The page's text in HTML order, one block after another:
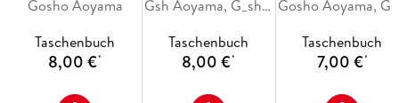
Gosho Aoyama
Taschenbuch
8,00 €*
Gsh Aoyama, G_sh_ Aoyama
Taschenbuch
8,00 €*
Taschenbuch
7,00 €*